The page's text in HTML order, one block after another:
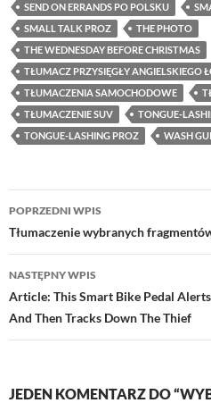
SEND ON ERRANDS PO POLSKU
SMALL TALK PROZ
THE PHOTO
THE WEDNESDAY BEFORE CHRISTMAS
TŁUMACZ PRZYSIĘGŁY ANGIELSKIEGO
TŁUMACZENIA SAMOCHODOWE
TŁUMACZENIE SUV
TONGUE-
TONGUE-LASHING PROZ
WASH
Nawigacja
wpisu
POPRZEDNI WPIS
Tłumaczenie wybranych
NASTĘPNY WPIS
Article: This Smart Bike Pedal
And Then Tracks Down The Thief
JEDEN KOMENTARZ DO